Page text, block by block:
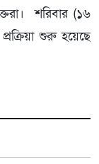
শরিবার (১৬
শুরু হয়েছে